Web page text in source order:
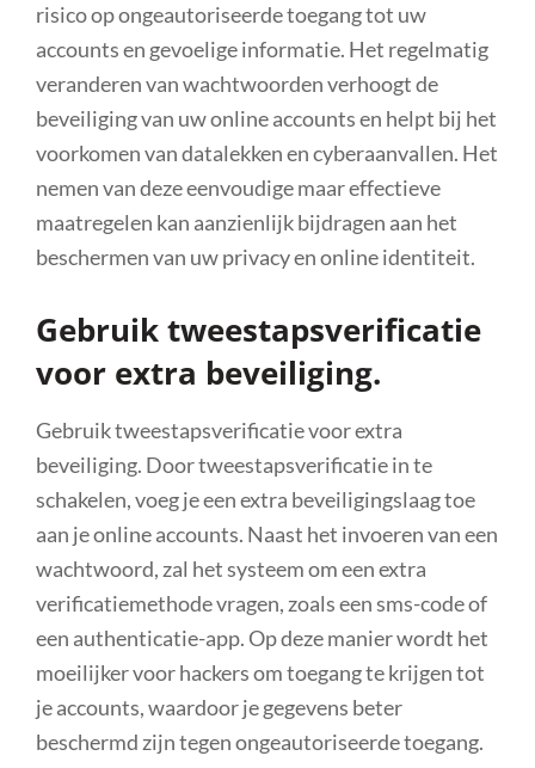
risico op ongeautoriseerde toegang tot uw
accounts en gevoelige informatie. Het regelmatig
veranderen van wachtwoorden verhoogt de
beveiliging van uw online accounts en helpt bij het
voorkomen van datalekken en cyberaanvallen. Het
nemen van deze eenvoudige maar effectieve
maatregelen kan aanzienlijk bijdragen aan het
beschermen van uw privacy en online identiteit.
Gebruik tweestapsverificatie
voor extra beveiliging.
Gebruik tweestapsverificatie voor extra
beveiliging. Door tweestapsverificatie in te
schakelen, voeg je een extra beveiligingslaag toe
aan je online accounts. Naast het invoeren van een
wachtwoord, zal het systeem om een extra
verificatiemethode vragen, zoals een sms-code of
een authenticatie-app. Op deze manier wordt het
moeilijker voor hackers om toegang te krijgen tot
je accounts, waardoor je gegevens beter
beschermd zijn tegen ongeautoriseerde toegang.